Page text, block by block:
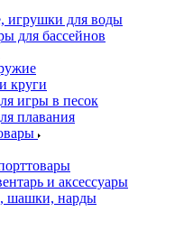
игрушки для воды
для бассейнов
круги
игры в песок
плавания
и аксессуары
шашки, нарды